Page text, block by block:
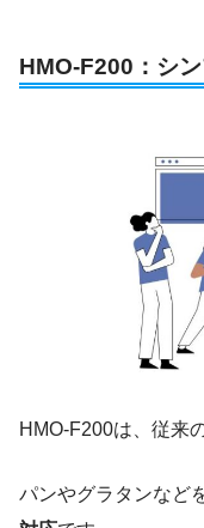
HMO-F200：シ
HMO-F200は、従来
パンやグラタンなど